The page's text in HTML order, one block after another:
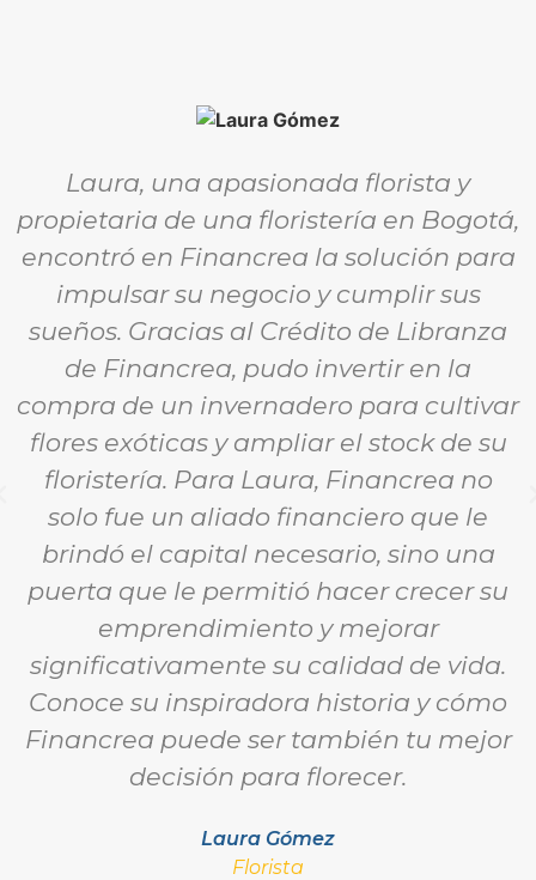
Laura, una apasionada florista y
propietaria de una floristería en Bogotá,
encontró en Financrea la solución para
impulsar su negocio y cumplir sus
sueños. Gracias al Crédito de Libranza
de Financrea, pudo invertir en la
compra de un invernadero para cultivar
flores exóticas y ampliar el stock de su
floristería. Para Laura, Financrea no
solo fue un aliado financiero que le
brindó el capital necesario, sino una
puerta que le permitió hacer crecer su
emprendimiento y mejorar
significativamente su calidad de vida.
Conoce su inspiradora historia y cómo
Financrea puede ser también tu mejor
decisión para florecer.
Laura Gómez
Florista